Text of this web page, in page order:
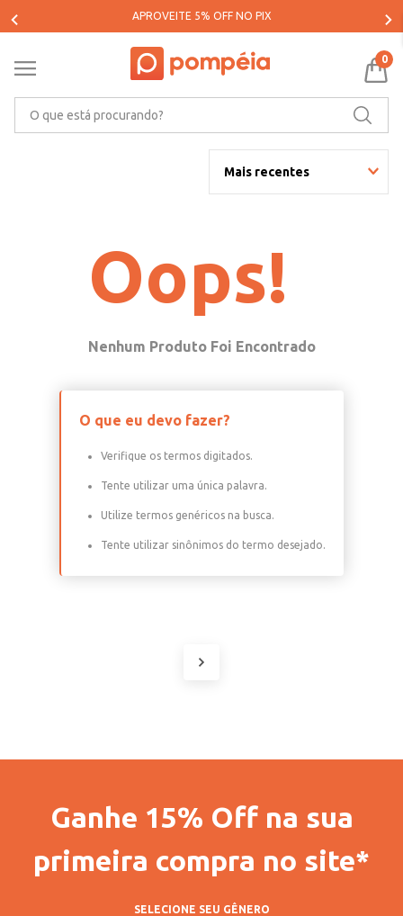
APROVEITE 5% OFF NO PIX
0
Mais recentes
Oops!
O que eu devo fazer?
Verifique os termos digitados.
Tente utilizar uma única palavra.
Utilize termos genéricos na busca.
Tente utilizar sinônimos do termo desejado.
Ganhe 15% Off na sua
primeira compra no site*
SELECIONE SEU GÊNERO